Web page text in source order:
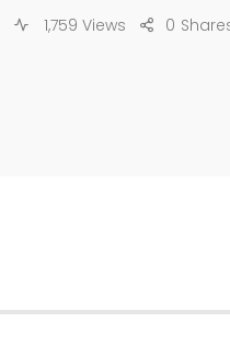
1,759 Views 0